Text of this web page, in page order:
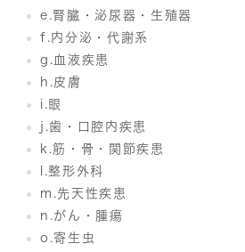
e.腎臓・泌尿器・生殖器
f.内分泌・代謝系
g.血液疾患
h.皮膚
i.眼
j.歯・口腔内疾患
k.筋・骨・関節疾患
l.整形外科
m.先天性疾患
n.がん・腫瘍
o.寄生虫